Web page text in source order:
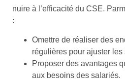
nuire à l’efficacité du CSE.
:
Omettre de réaliser des
régulières pour ajuster les
Proposer des avantages
aux besoins des salariés.